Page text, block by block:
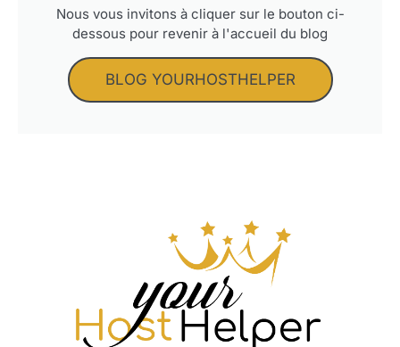
Nous vous invitons à cliquer sur le bouton ci-
dessous pour revenir à l'accueil du blog
BLOG YOURHOSTHELPER